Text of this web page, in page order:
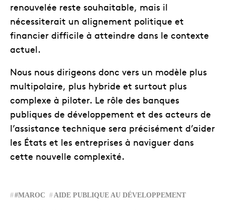
renouvelée reste souhaitable, mais il
nécessiterait un alignement politique et
financier difficile à atteindre dans le contexte
actuel.
Nous nous dirigeons donc vers un modèle plus
multipolaire, plus hybride et surtout plus
complexe à piloter. Le rôle des banques
publiques de développement et des acteurs de
l’assistance technique sera précisément d’aider
les États et les entreprises à naviguer dans
cette nouvelle complexité.
#MAROC AIDE PUBLIQUE AU DÉVELOPPEMENT